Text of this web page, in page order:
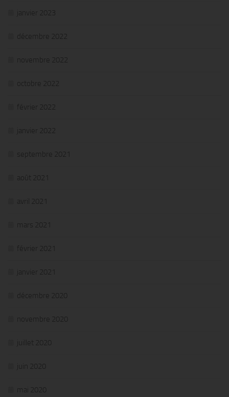
janvier 2023
décembre 2022
novembre 2022
octobre 2022
février 2022
janvier 2022
septembre 2021
août 2021
avril 2021
mars 2021
février 2021
janvier 2021
décembre 2020
novembre 2020
juillet 2020
juin 2020
mai 2020